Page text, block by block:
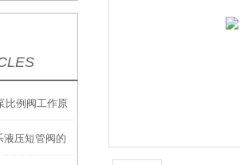
比例阀工作原
液压短管阀的